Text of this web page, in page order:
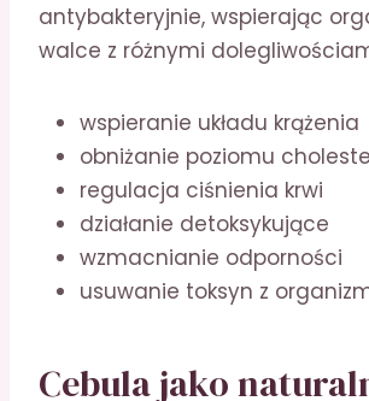
antybakteryjnie, wspierając
walce z różnymi
wspieranie układu krążenia
obniżanie poziomu
regulacja ciśnienia krwi
działanie detoksykujące
wzmacnianie odporności
usuwanie toksyn z
Cebula jako